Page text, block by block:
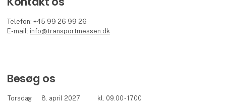
Telefon: +45 99 26 99 26
E-mail: info@transportmessen.dk
Besøg os
Torsdag 8. april 2027 kl. 09.00 - 17.00